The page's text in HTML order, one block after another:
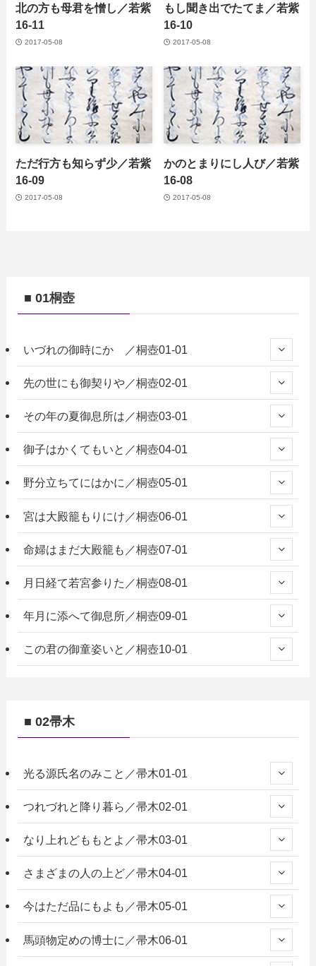
北の方も母君を憎し／若紫
16-11
2017-05-08
もし聞き出でたてま／若紫
16-10
2017-05-08
ただ行方も知らず少／若紫
16-09
2017-05-08
かのとまりにし人び／若紫
16-08
2017-05-08
■ 01桐壺
いづれの御時にか ／桐壺01-01
先の世にも御契りや／桐壺02-01
その年の夏御息所は／桐壺03-01
御子はかくてもいと／桐壺04-01
野分立ちてにはかに／桐壺05-01
宮は大殿籠もりにけ／桐壺06-01
命婦はまだ大殿籠も／桐壺07-01
月日経て若宮参りた／桐壺08-01
年月に添へて御息所／桐壺09-01
この君の御童姿いと／桐壺10-01
■ 02帚木
光る源氏名のみこと／帚木01-01
つれづれと降り暮ら／帚木02-01
なり上れどももとよ／帚木03-01
さまざまの人の上ど／帚木04-01
今はただ品にもよも／帚木05-01
馬頭物定めの博士に／帚木06-01